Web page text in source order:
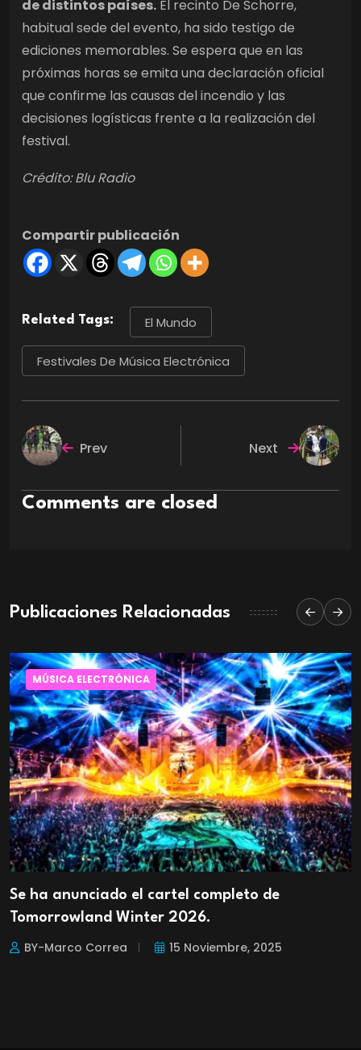
de distintos países. El recinto De Schorre,
habitual sede del evento, ha sido testigo de
ediciones memorables. Se espera que en las
próximas horas se emita una declaración oficial
que confirme las causas del incendio y las
decisiones logísticas frente a la realización del
festival.
Crédito: Blu Radio
Compartir publicación
Related Tags: El Mundo
Festivales De Música Electrónica
Prev Next
Comments are closed
Publicaciones Relacionadas
MÚSICA ELECTRÓNICA
Se ha anunciado el cartel completo de
Tomorrowland Winter 2026.
BY-Marco Correa 15 Noviembre, 2025